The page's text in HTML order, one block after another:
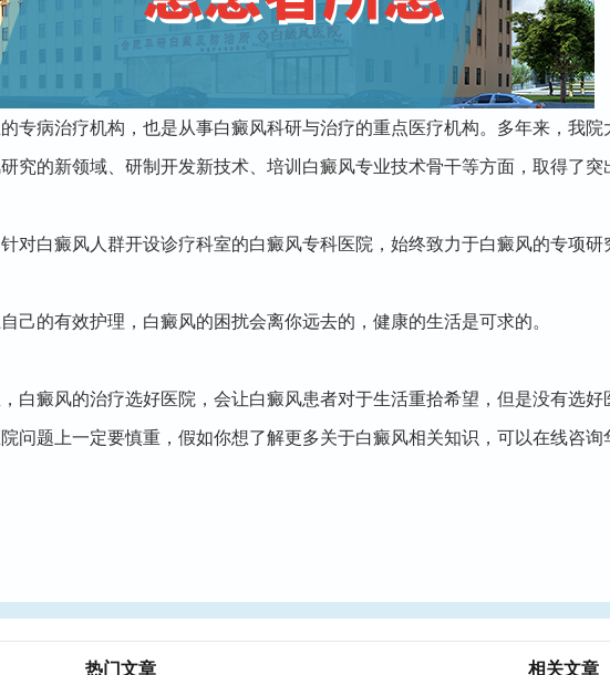
病治疗机构，也是从事白癜风科研与治疗的重点医疗机构。多年来，我院
究的新领域、研制开发新技术、培训白癜风专业技术骨干等方面，取得了突
白癜风人群开设诊疗科室的白癜风专科医院，始终致力于白癜风的专项研
的有效护理，白癜风的困扰会离你远去的，健康的生活是可求的。
癜风的治疗选好医院，会让白癜风患者对于生活重拾希望，但是没有选好
问题上一定要慎重，假如你想了解更多关于白癜风相关知识，可以在线咨
热门文章 相关文章